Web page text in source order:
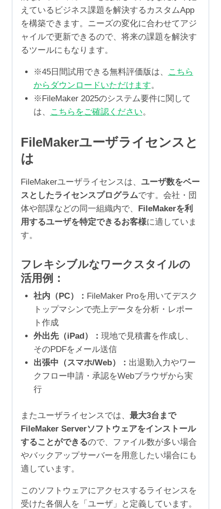
えているビジネス課題を解決するカスタムApp
を構築できます。ニーズの変化に合わせてアジ
ャイルで更新できるので、将来の課題を解決す
るツールにもなります。
※45日間試用できる無料評価版は、
こちら
からダウンロードいただけます。
※FileMaker 2025のシステム要件に関して
は、
こちらをご確認ください。
FileMakerユーザライセンスと
は
FileMakerユーザライセンスは、 ユーザ数をベー
スとしたライセンスプログラムです。会社・団
体や部課などの同一組織内で、
FileMakerを利
用するユーザを特定できるお客様に適していま
す。
フレキシブルなワークスタイルの
活用例：
社内（PC）： FileMaker Proを用いてデスク
トップマシンで売上データを分析・レポー
ト作成
外出先（iPad）： 現地で見積書を作成し、
そのPDFをメール送信
出張中（スマホ/Web）： 出退勤入力やワー
クフロー申請・承認をWebブラウザから実
行
またユーザライセンスでは、 最大3台まで
FileMaker Serverソフトウェアをインストール
することができるので、ファイル数が多い場合
やバックアップサーバーを用意したい場合にも
適しています。
このソフトウェアにアクセスするライセンスを
受けた各個人を「ユーザ」と定義しています。